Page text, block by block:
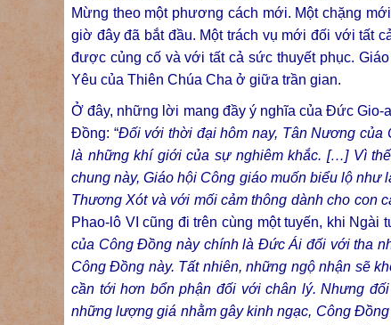
Mừng theo một phương cách mới. Một chặng
giờ đây đã bắt đầu. Một trách vụ mới đối với tất
được củng cố và với tất cả sức thuyết phục.
Yêu của Thiên Chúa Cha ở giữa trần gian.
Ở đây, những lời mang đầy ý nghĩa của Đức
Đồng: “Đối với thời đại hôm nay, Tân Nương của
là những khí giới của sự nghiêm khắc. […] Vì
chung này, Giáo hội Công giáo muốn biểu lộ như
Thương Xót và với mối cảm thông dành cho con
Phao-lô VI cũng đi trên cùng một tuyến, khi Ngài
của Công Đồng này chính là Đức Ái đối với tha
Công Đồng này. Tất nhiên, những ngộ nhận sẽ
cần tới hơn bổn phận đối với chân lý. Nhưng
những lượng giá nhằm gây kinh ngạc, Công